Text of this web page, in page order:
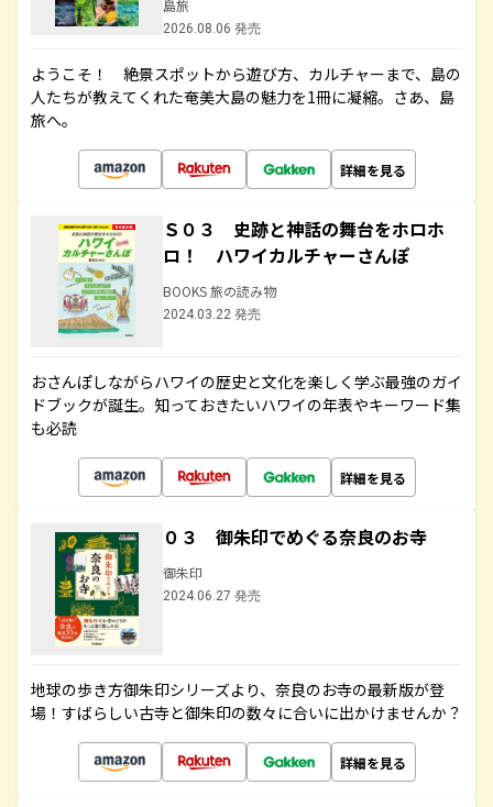
島旅
2026.08.06 発売
ようこそ！ 絶景スポットから遊び方、カルチャーまで、島の
人たちが教えてくれた奄美大島の魅力を1冊に凝縮。さあ、島
旅へ。
詳細を見る
Ｓ０３ 史跡と神話の舞台をホロホ
ロ！ ハワイカルチャーさんぽ
BOOKS 旅の読み物
2024.03.22 発売
おさんぽしながらハワイの歴史と文化を楽しく学ぶ最強のガイ
ドブックが誕生。知っておきたいハワイの年表やキーワード集
も必読
詳細を見る
０３ 御朱印でめぐる奈良のお寺
御朱印
2024.06.27 発売
地球の歩き方御朱印シリーズより、奈良のお寺の最新版が登
場！すばらしい古寺と御朱印の数々に合いに出かけませんか？
詳細を見る